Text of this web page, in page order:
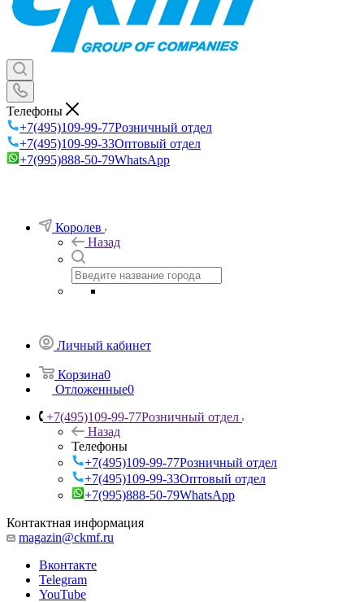
Телефоны
+7(495)109-99-77Розничный отдел
+7(495)109-99-33Оптовый отдел
+7(995)888-50-79WhatsApp
Королев
Назад
Личный кабинет
Корзина0
Отложенные0
+7(495)109-99-77Розничный отдел
Назад
Телефоны
+7(495)109-99-77Розничный отдел
+7(495)109-99-33Оптовый отдел
+7(995)888-50-79WhatsApp
Контактная информация
magazin@ckmf.ru
Вконтакте
Telegram
YouTube